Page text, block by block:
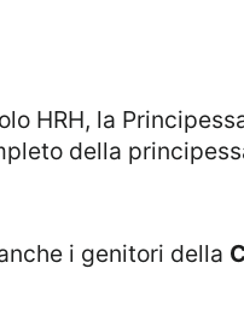
della
i genitori della